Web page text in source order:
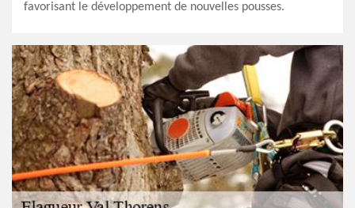
favorisant le développement de nouvelles pousses.